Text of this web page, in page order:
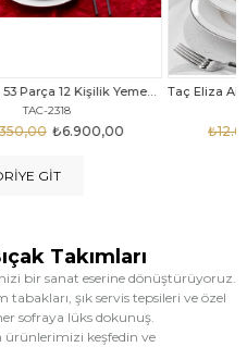
Taç Eliza Alyona 53 Parça 12 Kişilik Yemek Takımı Platin
₺12.669,00
GIT
Takımları
bir sanat eserine dönüştürüyoruz.
şık servis tepsileri ve özel
sofraya lüks dokunuş.
keşfedin ve